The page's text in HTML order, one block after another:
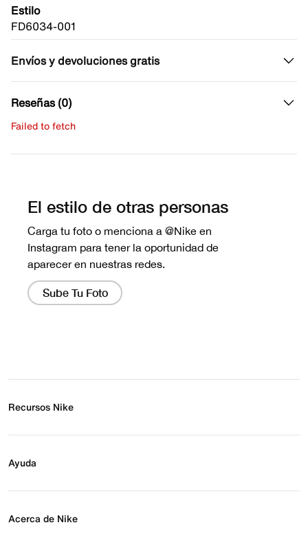
Estilo
FD6034-001
Envíos y devoluciones gratis
Reseñas (0)
Failed to fetch
Recursos Nike
Regístrate para recibir correos
Ayuda
Preguntas frecuentes
Acerca de Nike